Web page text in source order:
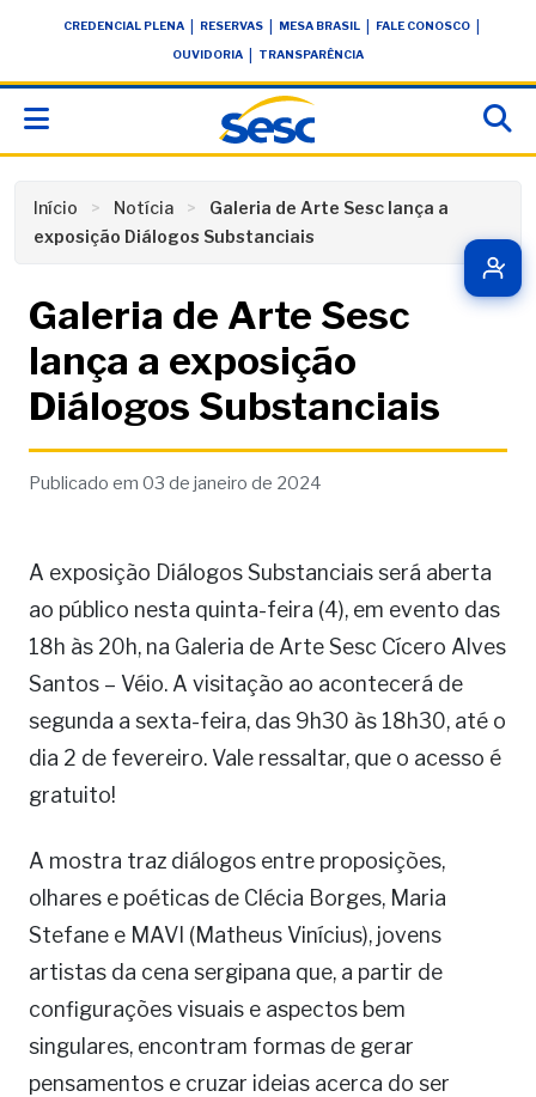
conteúdoCREDENCIAL PLENA RESERVAS MESA BRASIL FALE CONOSCO
OUVIDORIA TRANSPARÊNCIA
Início Notícia
Galeria de Arte Sesc lança a
exposição Diálogos Substanciais
Galeria de Arte Sesc
lança a exposição
Diálogos Substanciais
Publicado em 03 de janeiro de 2024
A exposição Diálogos Substanciais será aberta
ao público nesta quinta-feira (4), em evento das
18h às 20h, na Galeria de Arte Sesc Cícero Alves
Santos – Véio. A visitação ao acontecerá de
segunda a sexta-feira, das 9h30 às 18h30, até o
dia 2 de fevereiro. Vale ressaltar, que o acesso é
gratuito!
A mostra traz diálogos entre proposições,
olhares e poéticas de Clécia Borges, Maria
Stefane e MAVI (Matheus Vinícius), jovens
artistas da cena sergipana que, a partir de
configurações visuais e aspectos bem
singulares, encontram formas de gerar
pensamentos e cruzar ideias acerca do ser